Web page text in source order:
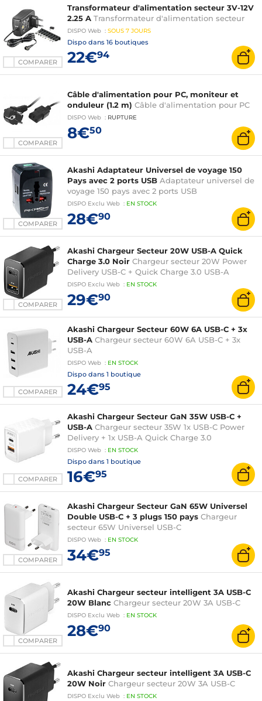
COMPARER
Transformateur d'alimentation secteur 3V-12V
2.25 A Transformateur d'alimentation secteur
DISPO Web : SOUS 7 JOURS
Dispo dans 16 boutiques
22€94
COMPARER
Câble d'alimentation pour PC, moniteur et
onduleur (1.2 m) Câble d'alimentation pour PC
DISPO Web : RUPTURE
8€50
COMPARER
Akashi Adaptateur Universel de voyage 150
Pays avec 2 ports USB Adaptateur universel de
voyage 150 pays avec 2 ports USB
DISPO Exclu Web : EN STOCK
28€90
COMPARER
Akashi Chargeur Secteur 20W USB-A Quick
Charge 3.0 Noir Chargeur secteur 20W Power
Delivery USB-C + Quick Charge 3.0 USB-A
DISPO Exclu Web : EN STOCK
29€90
COMPARER
Akashi Chargeur Secteur 60W 6A USB-C + 3x
USB-A Chargeur secteur 60W 6A USB-C + 3x
USB-A
DISPO Web : EN STOCK
Dispo dans 1 boutique
24€95
COMPARER
Akashi Chargeur Secteur GaN 35W USB-C +
USB-A Chargeur secteur 35W 1x USB-C Power
Delivery + 1x USB-A Quick Charge 3.0
DISPO Web : EN STOCK
Dispo dans 1 boutique
16€95
COMPARER
Akashi Chargeur Secteur GaN 65W Universel
Double USB-C + 3 plugs 150 pays Chargeur
secteur 65W Universel USB-C
DISPO Web : EN STOCK
34€95
COMPARER
Akashi Chargeur secteur intelligent 3A USB-C
20W Blanc Chargeur secteur 20W 3A USB-C
DISPO Exclu Web : EN STOCK
28€90
Akashi Chargeur secteur intelligent 3A USB-C
20W Noir Chargeur secteur 20W 3A USB-C
DISPO Exclu Web : EN STOCK